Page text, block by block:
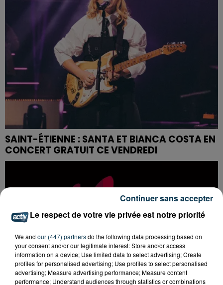
SAINT-ÉTIENNE : SANTA ET BIANCA COSTA EN
CONCERT GRATUIT CE VENDREDI
Le respect de votre vie privée est notre priorité
We and our (447) partnersdo the following data processing based on
your consent and/or our legitimate interest: Store and/or access
information on a device; Use limited data to select advertising; Create
profiles for personalised advertising; Use profiles to select personalised
advertising; Measure advertising performance; Measure content
performance; Understand audiences through statistics or combinations
Continuer sans accepter